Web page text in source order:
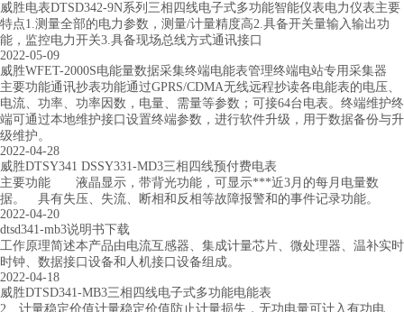
威胜电表DTSD342-9N系列三相四线电子式多功能智能仪表电力仪表主要
特点1.测量全部的电力参数，测量/计量精度高2.具备开关量输入输出功
能，监控电力开关3.具备现场总线方式通讯接口
2022-05-09
威胜WFET-2000S电能量数据采集终端电能表管理终端电站专用采集器
主要功能通讯抄表功能通过GPRS/CDMA无线远程抄读各电能表的电压、
电流、功率、功率因数，电量、需量等参数；可接64台电表。终端维护终
端可通过本地维护接口设置终端参数，进行软件升级，用于数据备份与升
级维护。
2022-04-28
威胜DTSY341 DSSY331-MD3三相四线预付费电表
主要功能 液晶显示，带背光功能，可显示***近3月的每月电量数
据。 具有失压、失流、断相和反相等故障报警和的事件记录功能。
2022-04-20
dtsd341-mb3说明书下载
工作原理简述本产品由电流互感器、集成计量芯片、微处理器、温补实时
时钟、数据接口设备和人机接口设备组成。
2022-04-18
威胜DTSD341-MB3三相四线电子式多功能电能表
2、计量稳定价值计量稳定价值防止计量损失，无功电量可计入有功电